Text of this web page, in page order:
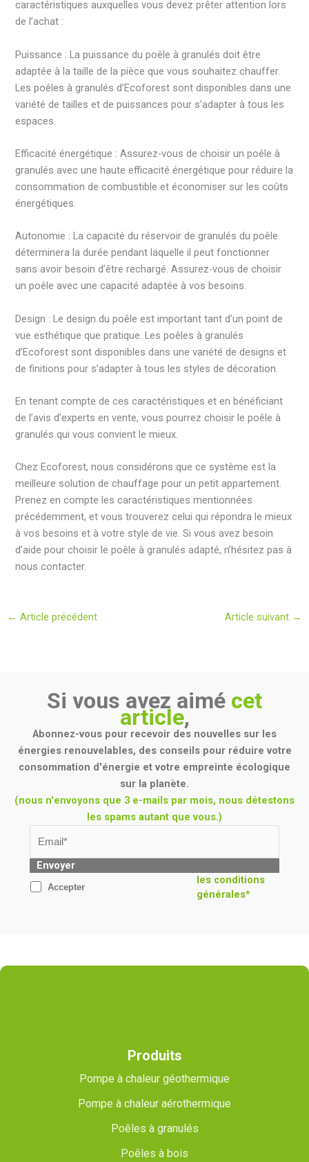
caractéristiques auxquelles vous devez prêter attention lors
de l’achat :
Puissance : La puissance du poêle à granulés doit être
adaptée à la taille de la pièce que vous souhaitez chauffer.
Les poêles à granulés d’Ecoforest sont disponibles dans une
variété de tailles et de puissances pour s’adapter à tous les
espaces.
Efficacité énergétique : Assurez-vous de choisir un poêle à
granulés avec une haute efficacité énergétique pour réduire la
consommation de combustible et économiser sur les coûts
énergétiques.
Autonomie : La capacité du réservoir de granulés du poêle
déterminera la durée pendant laquelle il peut fonctionner
sans avoir besoin d’être rechargé. Assurez-vous de choisir
un poêle avec une capacité adaptée à vos besoins.
Design : Le design du poêle est important tant d’un point de
vue esthétique que pratique. Les poêles à granulés
d’Ecoforest sont disponibles dans une variété de designs et
de finitions pour s’adapter à tous les styles de décoration.
En tenant compte de ces caractéristiques et en bénéficiant
de l’avis d’experts en vente, vous pourrez choisir le poêle à
granulés qui vous convient le mieux.
Chez Ecoforest, nous considérons que ce système est la
meilleure solution de chauffage pour un petit appartement.
Prenez en compte les caractéristiques mentionnées
précédemment, et vous trouverez celui qui répondra le mieux
à vos besoins et à votre style de vie. Si vous avez besoin
d’aide pour choisir le poêle à granulés adapté, n’hésitez pas à
nous contacter.
← Article précédent Article suivant →
Si vous avez aimé cet
article,
Abonnez-vous pour recevoir des nouvelles sur les
énergies renouvelables, des conseils pour réduire votre
consommation d'énergie et votre empreinte écologique
sur la planète.
(nous n'envoyons que 3 e-mails par mois, nous détestons
les spams autant que vous.)
Envoyer
Accepter
les conditions
générales*
Produits
Pompe à chaleur géothermique
Pompe à chaleur aérothermique
Poêles à granulés
Poêles à bois